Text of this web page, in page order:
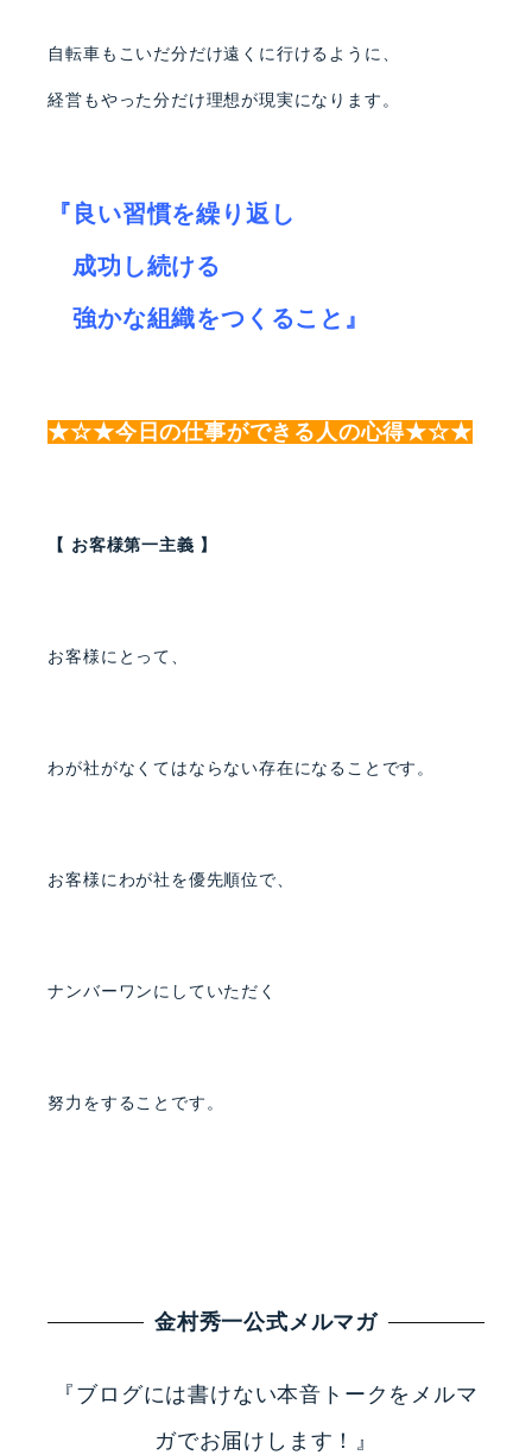
自転車もこいだ分だけ遠くに行けるように、
経営もやった分だけ理想が現実になります。
『良い習慣を繰り返し
成功し続ける
強かな組織をつくること』
★☆★今日の仕事ができる人の心得★☆★
【 お客様第一主義 】
お客様にとって、
わが社がなくてはならない存在になることです。
お客様にわが社を優先順位で、
ナンバーワンにしていただく
努力をすることです。
金村秀一公式メルマガ
『ブログには書けない本音トークをメルマ
ガでお届けします！』